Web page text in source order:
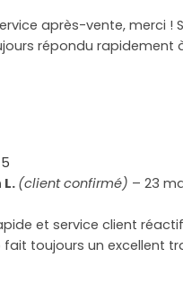
après-vente, merci !
répondu rapidement
(client confirmé) – 23
et service client
fait toujours un excellent